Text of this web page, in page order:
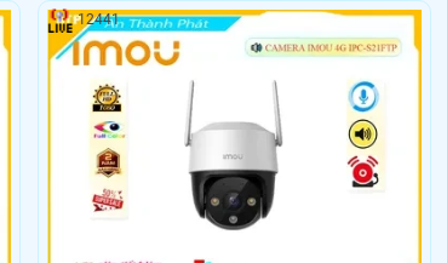
đèn cảnh báo xâm nhập và còi hú tại chỗ, giúp
người dùng dễ dàng nhận biết sự xâm nhập
12441